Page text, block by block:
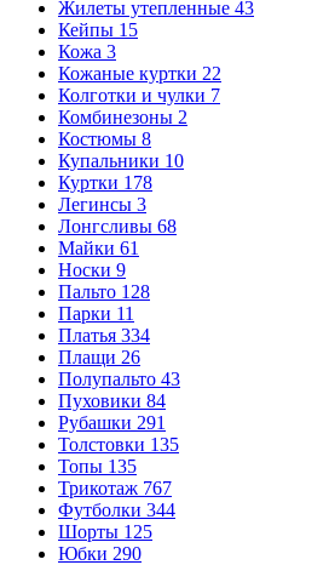
Жилеты утепленные 43
Кейпы 15
Кожа 3
Кожаные куртки 22
Колготки и чулки 7
Комбинезоны 2
Костюмы 8
Купальники 10
Куртки 178
Легинсы 3
Лонгсливы 68
Майки 61
Носки 9
Пальто 128
Парки 11
Платья 334
Плащи 26
Полупальто 43
Пуховики 84
Рубашки 291
Толстовки 135
Топы 135
Трикотаж 767
Футболки 344
Шорты 125
Юбки 290